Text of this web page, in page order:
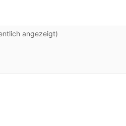
angezeigt)